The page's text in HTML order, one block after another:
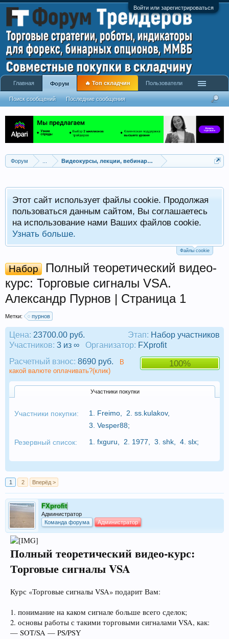
Войти или зарегистрироваться
Форум Видеокурсы, лекции, вебинары, учебный материал
Этот сайт использует файлы cookie. Продолжая
пользоваться данным сайтом, Вы соглашаетесь
на использование нами Ваших файлов cookie.
Узнать больше.
Файлы cookie
Набор
Полный теоретический видео-
курс: Торговые сигналы VSA.
Александр Пурнов | Страница 1
Метки: пурнов
Этап: Набор участников
Цена: 23700.00 руб.
Участников: 3 из ∞ Организатор: FXprofit
100%
Расчетный взнос: 8690 руб.
В
какой валюте оплачивать?(клик)
Участники покупки
Участники покупки: 1. Freimo 2. ss.kulakov,
3. Vesper88;
Резервный список: 1. fxguru 2. 1977 3. shk 4. slx;
1 2 Вперёд >
FXprofit
Администратор
Команда форума
Администратор
Полный теоретический видео-курс:
Торговые сигналы VSA
Курс «Торговые сигналы VSA» подарит Вам:
1. понимание на каком сигнале больше всего сделок;
2. основы работы с такими торговыми сигналами VSA, как:
— SOT/SA — PS/PSY
Главная Форум
Поиск сообщений Последние сообщения
🔥 Топ складчин Пользователи